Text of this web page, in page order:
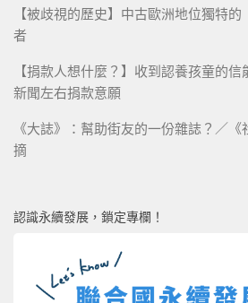
【被歧視的歷史】中古歐洲地位獨特
者
【捐款人想什麼？】收到認養孩童的
新聞左右捐款意願
《大誌》：幫助街友的一份雜誌？／
摘
認識永續發展，鎖定專欄！